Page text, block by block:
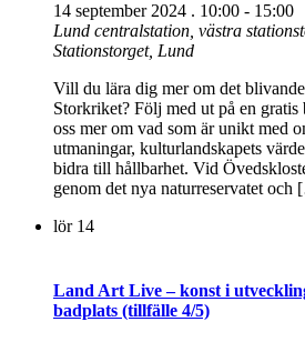
14 september 2024 . 10:00 - 15:00
Lund centralstation, västra
Stationstorget, Lund
Vill du lära dig mer om det
Storkriket? Följ med ut på en
oss mer om vad som är unikt med
utmaningar, kulturlandskapets
bidra till hållbarhet. Vid
genom det nya naturreservatet
lör 14
Land Art Live – konst i
badplats (tillfälle 4/5)